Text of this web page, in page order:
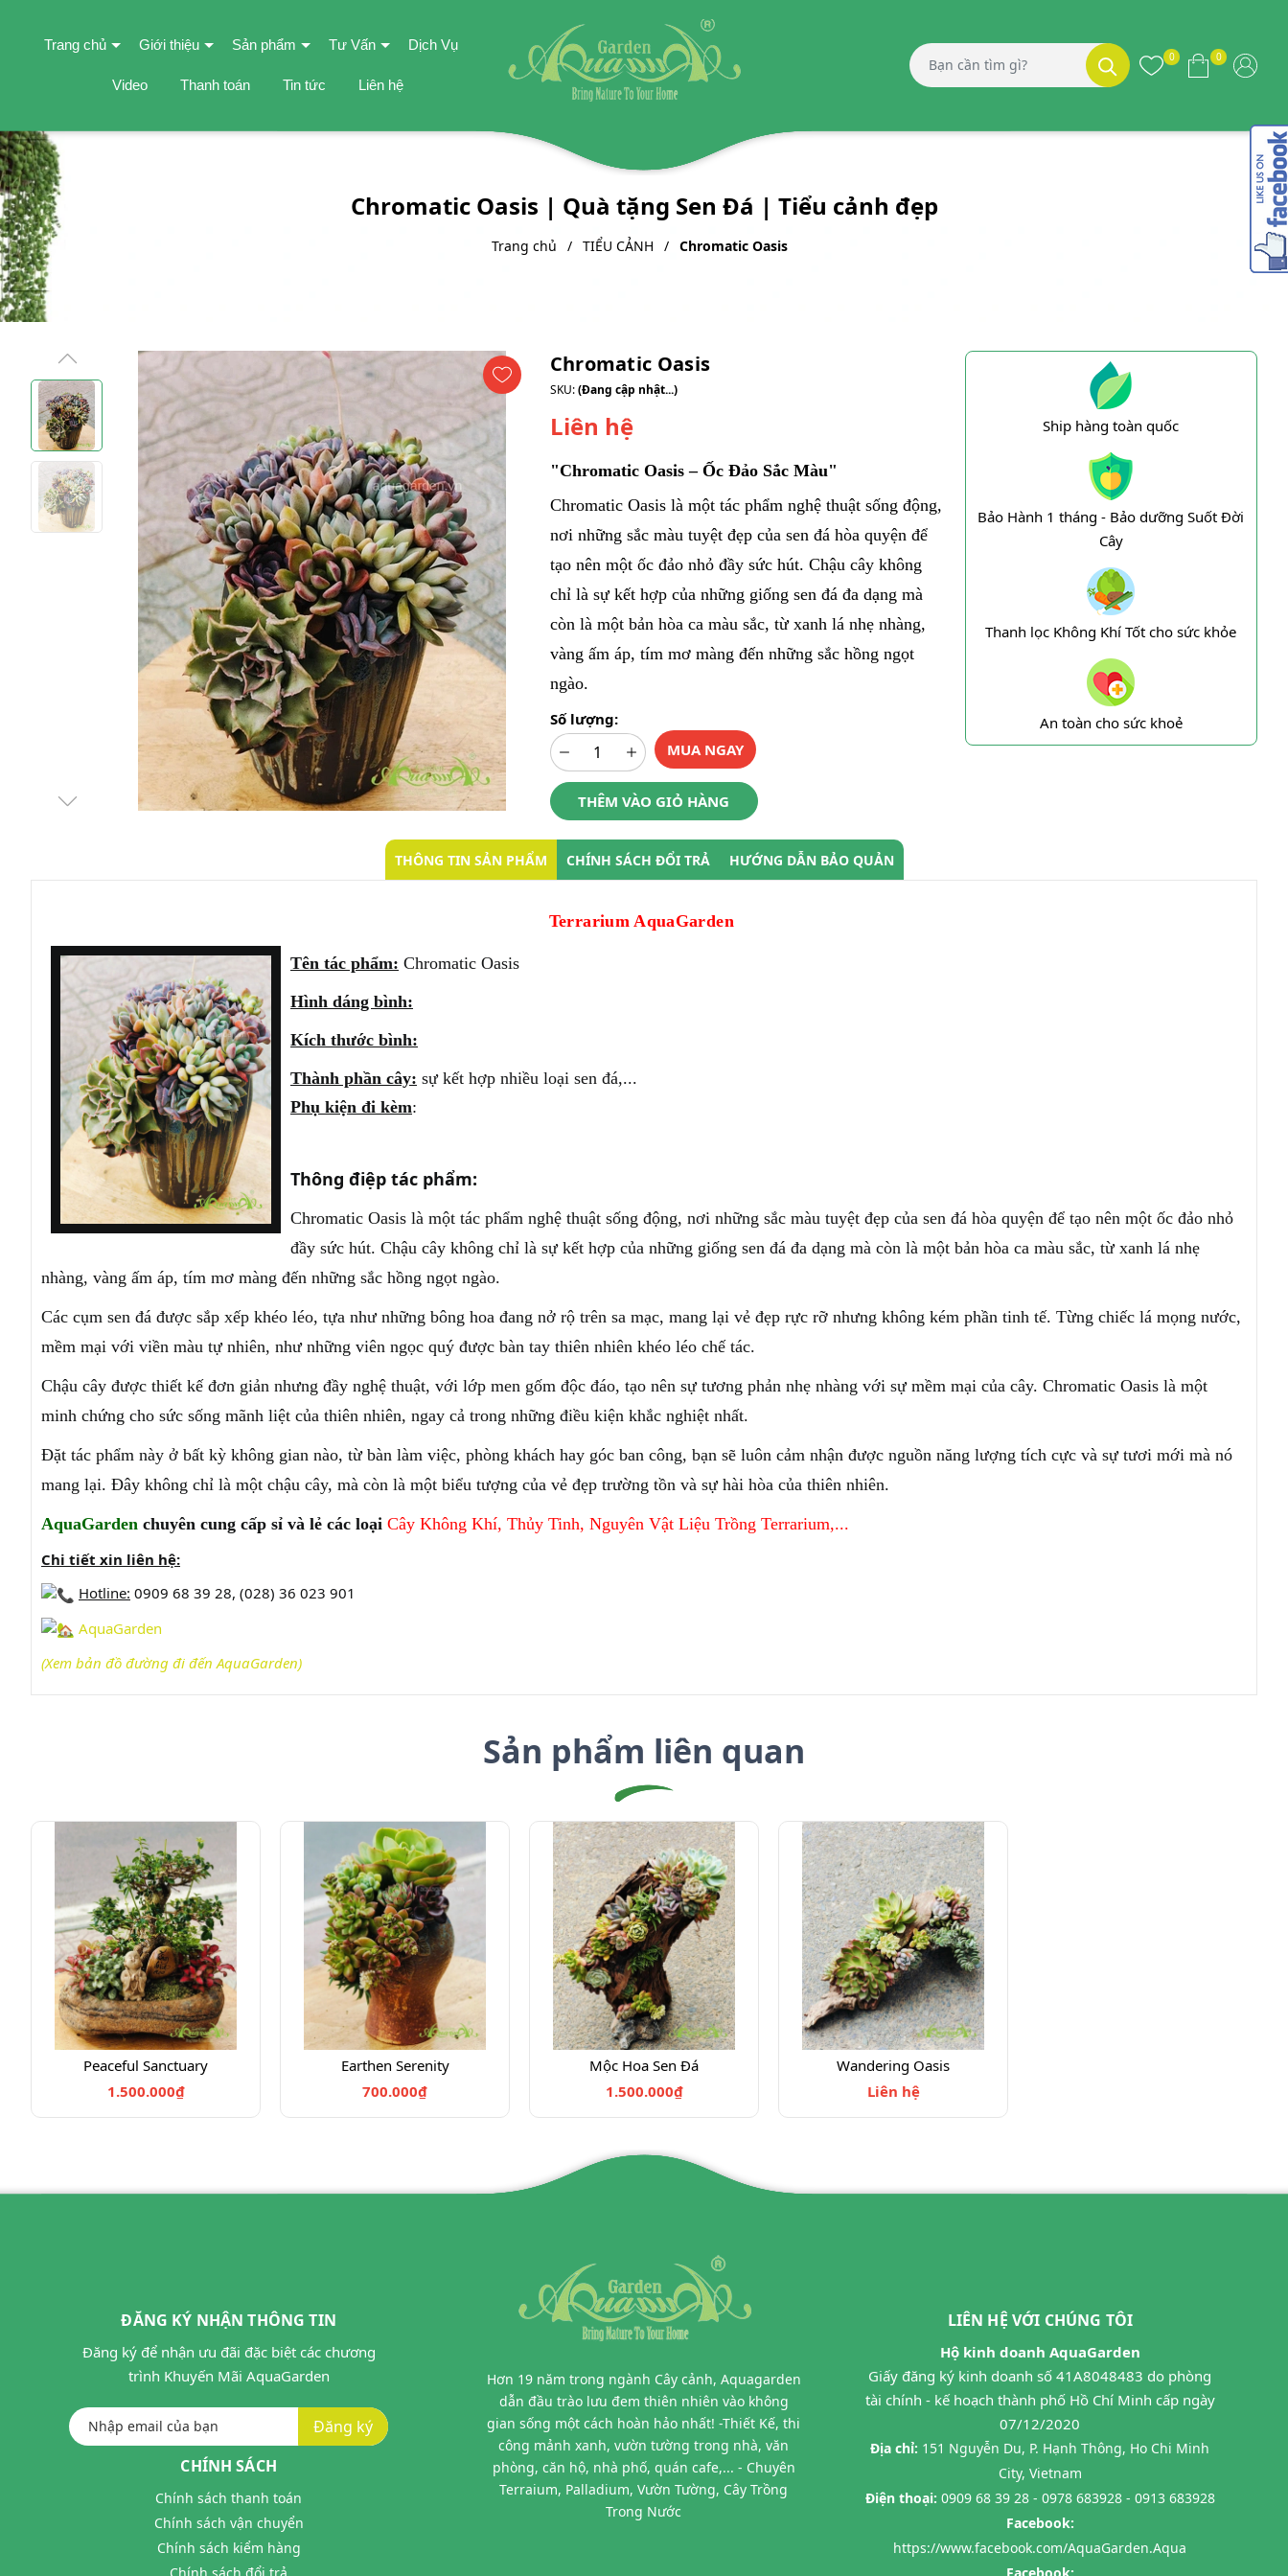
Trang chủ Giới thiệu Sản phẩm Tư Vấn Dịch Vụ
Video Thanh toán Tin tức Liên hệ
0 0
Chromatic Oasis | Quà tặng Sen Đá | Tiểu cảnh đẹp
Trang chủ TIỂU CẢNH Chromatic Oasis
Chromatic Oasis
SKU:(Đang cập nhật...)
Liên hệ
"Chromatic Oasis – Ốc Đảo Sắc Màu"
Chromatic Oasis là một tác phẩm nghệ thuật sống động,
nơi những sắc màu tuyệt đẹp của sen đá hòa quyện để
tạo nên một ốc đảo nhỏ đầy sức hút. Chậu cây không
chỉ là sự kết hợp của những giống sen đá đa dạng mà
còn là một bản hòa ca màu sắc, từ xanh lá nhẹ nhàng,
vàng ấm áp, tím mơ màng đến những sắc hồng ngọt
ngào.
Số lượng:
MUA NGAY
THÊM VÀO GIỎ HÀNG
Ship hàng toàn quốc
Bảo Hành 1 tháng - Bảo dưỡng Suốt Đời
Cây
Thanh lọc Không Khí Tốt cho sức khỏe
An toàn cho sức khoẻ
THÔNG TIN SẢN PHẨM CHÍNH SÁCH ĐỔI TRẢ HƯỚNG DẪN BẢO QUẢN
Terrarium AquaGarden
Tên tác phẩm: Chromatic Oasis
Hình dáng bình:
Kích thước bình:
Thành phần cây: sự kết hợp nhiều loại sen đá,...
Phụ kiện đi kèm:
Thông điệp tác phẩm:
Chromatic Oasis là một tác phẩm nghệ thuật sống động, nơi những sắc màu tuyệt đẹp của sen đá hòa quyện để tạo nên một ốc đảo nhỏ
đầy sức hút. Chậu cây không chỉ là sự kết hợp của những giống sen đá đa dạng mà còn là một bản hòa ca màu sắc, từ xanh lá nhẹ
nhàng, vàng ấm áp, tím mơ màng đến những sắc hồng ngọt ngào.
Các cụm sen đá được sắp xếp khéo léo, tựa như những bông hoa đang nở rộ trên sa mạc, mang lại vẻ đẹp rực rỡ nhưng không kém phần tinh tế. Từng chiếc lá mọng nước,
mềm mại với viền màu tự nhiên, như những viên ngọc quý được bàn tay thiên nhiên khéo léo chế tác.
Chậu cây được thiết kế đơn giản nhưng đầy nghệ thuật, với lớp men gốm độc đáo, tạo nên sự tương phản nhẹ nhàng với sự mềm mại của cây. Chromatic Oasis là một
minh chứng cho sức sống mãnh liệt của thiên nhiên, ngay cả trong những điều kiện khắc nghiệt nhất.
Đặt tác phẩm này ở bất kỳ không gian nào, từ bàn làm việc, phòng khách hay góc ban công, bạn sẽ luôn cảm nhận được nguồn năng lượng tích cực và sự tươi mới mà nó
mang lại. Đây không chỉ là một chậu cây, mà còn là một biểu tượng của vẻ đẹp trường tồn và sự hài hòa của thiên nhiên.
AquaGarden chuyên cung cấp sỉ và lẻ các loại Cây Không Khí, Thủy Tinh, Nguyên Vật Liệu Trồng Terrarium,...
Chi tiết xin liên hệ:
Hotline: 0909 68 39 28, (028) 36 023 901
AquaGarden
(Xem bản đồ đường đi đến AquaGarden)
Sản phẩm liên quan
Peaceful Sanctuary
1.500.000₫
Earthen Serenity
700.000₫
Mộc Hoa Sen Đá
1.500.000₫
Wandering Oasis
Liên hệ
ĐĂNG KÝ NHẬN THÔNG TIN
Đăng ký để nhận ưu đãi đặc biệt các chương
trình Khuyến Mãi AquaGarden
Đăng ký
CHÍNH SÁCH
Chính sách thanh toán
Chính sách vận chuyển
Chính sách kiểm hàng
Hơn 19 năm trong ngành Cây cảnh, Aquagarden
dẫn đầu trào lưu đem thiên nhiên vào không
gian sống một cách hoàn hảo nhất! -Thiết Kế, thi
công mảnh xanh, vườn tường trong nhà, văn
phòng, căn hộ, nhà phố, quán cafe,... - Chuyên
Terraium, Palladium, Vườn Tường, Cây Trồng
Trong Nước
LIÊN HỆ VỚI CHÚNG TÔI
Hộ kinh doanh AquaGarden
Giấy đăng ký kinh doanh số 41A8048483 do phòng
tài chính - kế hoạch thành phố Hồ Chí Minh cấp ngày
07/12/2020
Địa chỉ: 151 Nguyễn Du, P. Hạnh Thông, Ho Chi Minh
City, Vietnam
Điện thoại: 0909 68 39 28 - 0978 683928 - 0913 683928
Facebook:
https://www.facebook.com/AquaGarden.Aqua